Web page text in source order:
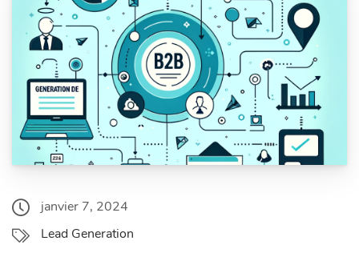
janvier 7, 2024
Lead Generation